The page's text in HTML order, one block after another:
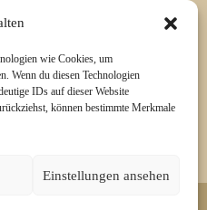
wie Cookies, um
Wenn du diesen Technologien
IDs auf dieser Website
können bestimmte Merkmale
Einstellungen ansehen